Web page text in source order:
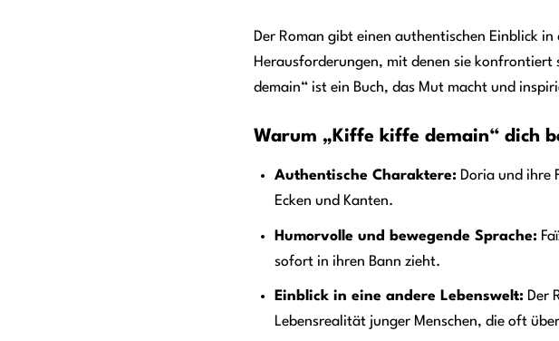
Der Roman gibt einen authentischen Einblick
Herausforderungen, mit denen sie konfrontiert
demain“ ist ein Buch, das Mut macht und
Warum „Kiffe kiffe demain“ dich
Authentische Charaktere: Doria und ihre
Ecken und Kanten.
Humorvolle und bewegende Sprache:
sofort in ihren Bann zieht.
Einblick in eine andere Lebenswelt: Der
Lebensrealität junger Menschen, die oft